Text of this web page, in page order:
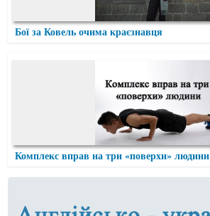
Бої за Ковель очима краєзнавця
Комплекс вправ на три «поверхи» людини